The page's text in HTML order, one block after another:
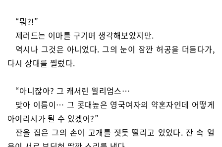
“뭐?!”
제러드는 이마를 구기며 생각해보았지만.
역시나 그것은 아니었다. 그의 눈이 잠깐 허공을 더듬다가,
다시 상대를 찔렀다.
“아니잖아? 그 캐서린 윌리엄스…
맞아 이름이… 그 콧대높은 영국여자의 약혼자인데 어떻게
아이리시가 될 수 있겠어?”
잔을 집은 그의 손이 고개를 젓듯 떨리고 있었다. 잔 속 얼